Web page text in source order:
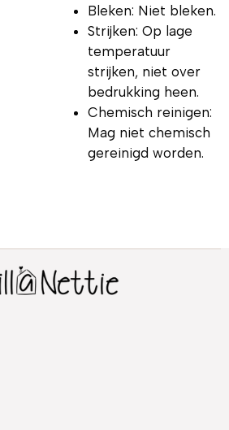
Bleken: Niet bleken.
Strijken: Op lage
temperatuur
strijken, niet over
bedrukking heen.
Chemisch reinigen:
Mag niet chemisch
gereinigd worden.